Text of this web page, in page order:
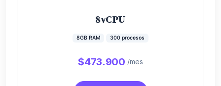
8vCPU
8GB RAM 300 procesos
$473.900 /mes